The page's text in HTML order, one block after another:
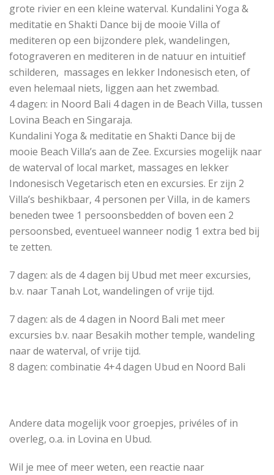
grote rivier en een kleine waterval. Kundalini Yoga &
meditatie en Shakti Dance bij de mooie Villa of
mediteren op een bijzondere plek, wandelingen,
fotograveren en mediteren in de natuur en intuitief
schilderen, massages en lekker Indonesisch eten, of
even helemaal niets, liggen aan het zwembad.
4 dagen: in Noord Bali 4 dagen in de Beach Villa, tussen
Lovina Beach en Singaraja.
Kundalini Yoga & meditatie en Shakti Dance bij de
mooie Beach Villa’s aan de Zee. Excursies mogelijk naar
de waterval of local market, massages en lekker
Indonesisch Vegetarisch eten en excursies. Er zijn 2
Villa’s beshikbaar, 4 personen per Villa, in de kamers
beneden twee 1 persoonsbedden of boven een 2
persoonsbed, eventueel wanneer nodig 1 extra bed bij
te zetten.
7 dagen: als de 4 dagen bij Ubud met meer excursies,
b.v. naar Tanah Lot, wandelingen of vrije tijd.
7 dagen: als de 4 dagen in Noord Bali met meer
excursies b.v. naar Besakih mother temple, wandeling
naar de waterval, of vrije tijd.
8 dagen: combinatie 4+4 dagen Ubud en Noord Bali
Andere data mogelijk voor groepjes, privéles of in
overleg, o.a. in Lovina en Ubud.
Wil je mee of meer weten, een reactie naar